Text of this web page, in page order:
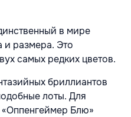
в мире
и размера. Это
самых редких цветов.
бриллиантов
лоты. Для
«Оппенгеймер Блю»